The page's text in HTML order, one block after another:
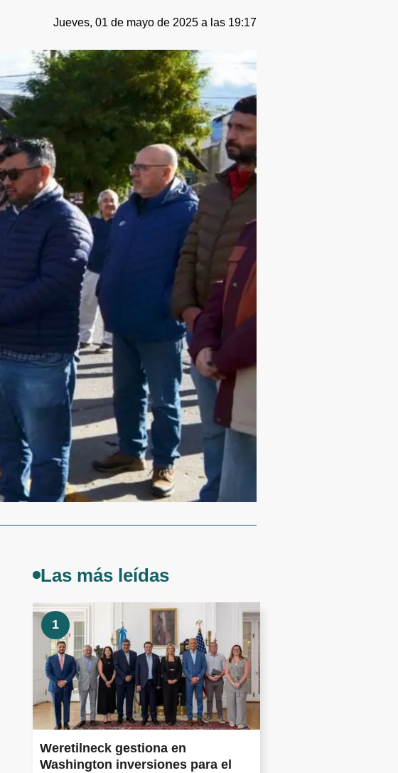
Jueves, 01 de mayo de 2025 a las 19:17
Las más leídas
1
Weretilneck gestiona en
Washington inversiones para el